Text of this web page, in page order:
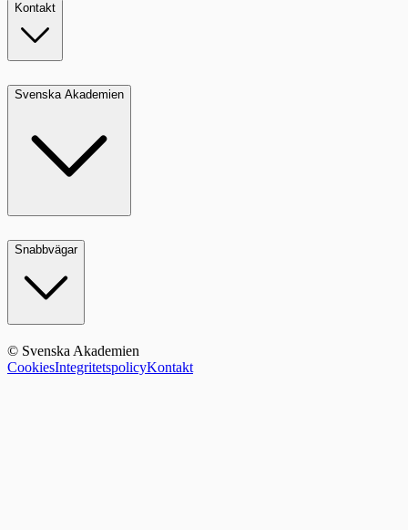
Kontakt
Svenska Akademien
Snabbvägar
© Svenska Akademien
CookiesIntegritetspolicyKontakt